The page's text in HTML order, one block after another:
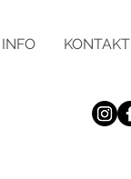
INFO KONTAKT